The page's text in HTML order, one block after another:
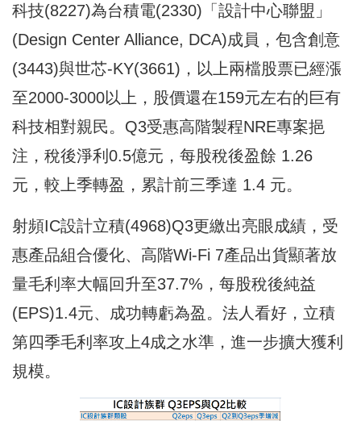
科技(8227)為台積電(2330)「設計中心聯盟」
(Design Center Alliance, DCA)成員，包含創意
(3443)與世芯-KY(3661)，以上兩檔股票已經漲
至2000-3000以上，股價還在159元左右的巨有
科技相對親民。Q3受惠高階製程NRE專案挹
注，稅後淨利0.5億元，每股稅後盈餘 1.26
元，較上季轉盈，累計前三季達 1.4 元。
射頻IC設計立積(4968)Q3更繳出亮眼成績，受
惠產品組合優化、高階Wi-Fi 7產品出貨顯著放
量毛利率大幅回升至37.7%，每股稅後純益
(EPS)1.4元、成功轉虧為盈。法人看好，立積
第四季毛利率攻上4成之水準，進一步擴大獲利
規模。